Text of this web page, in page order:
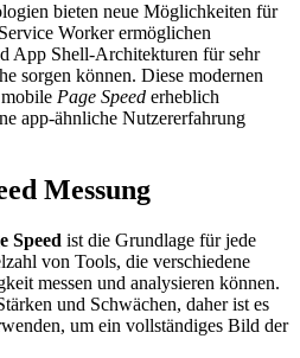
bieten neue Möglichkeiten für
Worker ermöglichen
App Shell-Architekturen für sehr
sorgen können. Diese modernen
Page Speed erheblich
app-ähnliche Nutzererfahrung
Messung
Speed ist die Grundlage für jede
von Tools, die verschiedene
messen und analysieren können.
und Schwächen, daher ist es
um ein vollständiges Bild der